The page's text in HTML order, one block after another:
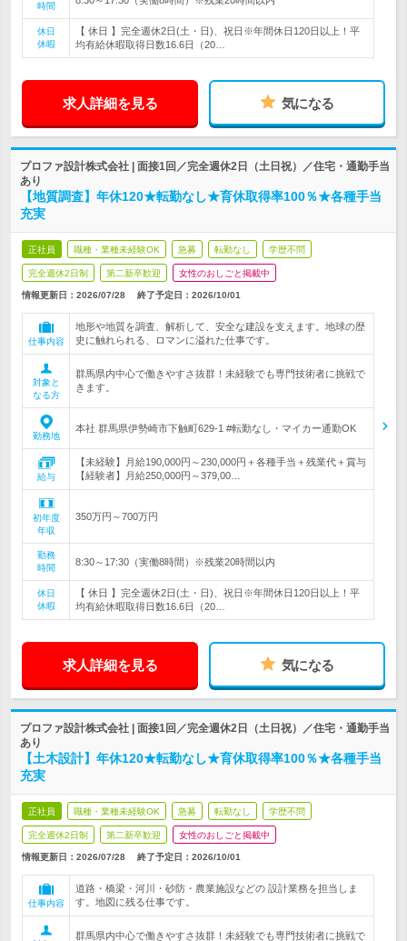
時間
休日
休暇
【 休日 】完全週休2日(土・日)、祝日※年間休日120日以上！平
均有給休暇取得日数16.6日（20…
求人詳細を見る 気になる
プロファ設計株式会社 | 面接1回／完全週休2日（土日祝）／住宅・通勤手当
あり
【地質調査】年休120★転勤なし★育休取得率100％★各種手当
充実
正社員 職種・業種未経験OK 急募 転勤なし 学歴不問
完全週休2日制 第二新卒歓迎 女性のおしごと掲載中
情報更新日：2026/07/28 終了予定日： 2026/10/01
仕事内容
地形や地質を調査、解析して、安全な建設を支えます。地球の歴
史に触れられる、ロマンに溢れた仕事です。
対象と
なる方
群馬県内中心で働きやすさ抜群！未経験でも専門技術者に挑戦で
きます。
勤務地
本社 群馬県伊勢崎市下触町629-1 #転勤なし・マイカー通勤OK
給与
【未経験】月給190,000円～230,000円＋各種手当＋残業代＋賞与
【経験者】月給250,000円～379,00…
初年度
年収
350万円～700万円
勤務
時間
8:30～17:30（実働8時間）※残業20時間以内
休日
休暇
【 休日 】完全週休2日(土・日)、祝日※年間休日120日以上！平
均有給休暇取得日数16.6日（20…
求人詳細を見る 気になる
プロファ設計株式会社 | 面接1回／完全週休2日（土日祝）／住宅・通勤手当
あり
【土木設計】年休120★転勤なし★育休取得率100％★各種手当
充実
正社員 職種・業種未経験OK 急募 転勤なし 学歴不問
完全週休2日制 第二新卒歓迎 女性のおしごと掲載中
情報更新日：2026/07/28 終了予定日： 2026/10/01
仕事内容
道路・橋梁・河川・砂防・農業施設などの 設計業務を担当しま
す。地図に残る仕事です。
群馬県内中心で働きやすさ抜群！未経験でも専門技術者に挑戦で